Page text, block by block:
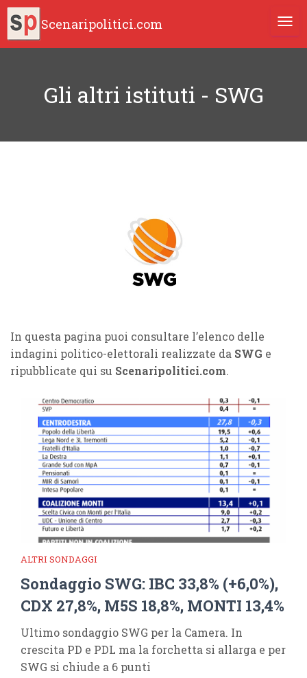
Scenaripolitici.com
Gli altri istituti - SWG
In questa pagina puoi consultare l’elenco delle
indagini politico-elettorali realizzate da SWG e
ripubblicate qui su Scenaripolitici.com.
ALTRI SONDAGGI
Sondaggio SWG: IBC 33,8% (+6,0%),
CDX 27,8%, M5S 18,8%, MONTI 13,4%
Ultimo sondaggio SWG per la Camera. In
crescita PD e PDL ma la forchetta si allarga e per
SWG si chiude a 6 punti